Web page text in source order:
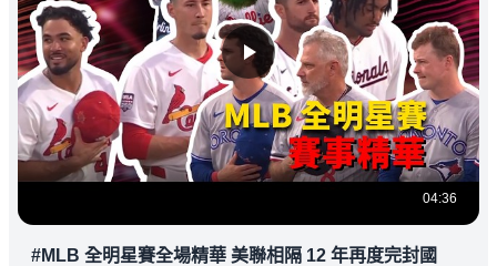
04:36
#MLB 全明星賽全場精華 美聯相隔 12 年再度完封國